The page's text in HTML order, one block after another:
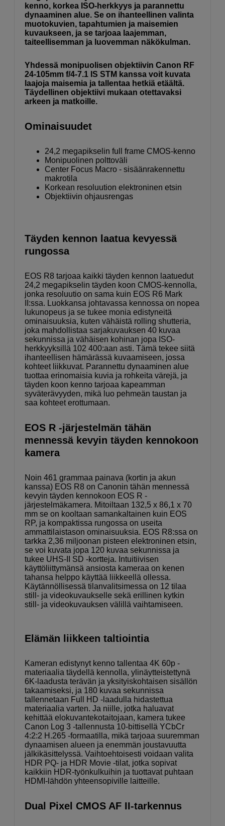
kenno, korkea ISO-herkkyys ja parannettu
dynaaminen alue. Se on ihanteellinen valinta
muotokuvien, tapahtumien ja maisemien
kuvaukseen, ja se tarjoaa laajemman,
taiteellisemman ja luovemman näkökulman.
Yhdessä monipuolisen objektiivin Canon RF
24-105mm f/4-7.1 IS STM kanssa voit kuvata
laajoja maisemia ja tallentaa hetkiä etäältä.
Täydellinen objektiivi mukaan otettavaksi
arkeen ja matkoille.
Ominaisuudet
24,2 megapikselin full frame CMOS-kenno
Monipuolinen polttoväli
Center Focus Macro - sisäänrakennettu
makrotila
Korkean resoluution elektroninen etsin
Objektiivin ohjausrengas
Täyden kennon laatua kevyessä
rungossa
EOS R8 tarjoaa kaikki täyden kennon laatuedut
24,2 megapikselin täyden koon CMOS-kennolla,
jonka resoluutio on sama kuin EOS R6 Mark
II:ssa. Luokkansa johtavassa kennossa on nopea
lukunopeus ja se tukee monia edistyneitä
ominaisuuksia, kuten vähäistä rolling shutteria,
joka mahdollistaa sarjakuvauksen 40 kuvaa
sekunnissa ja vähäisen kohinan jopa ISO-
herkkyyksillä 102 400:aan asti. Tämä tekee siitä
ihanteellisen hämärässä kuvaamiseen, jossa
kohteet liikkuvat. Parannettu dynaaminen alue
tuottaa erinomaisia ​​kuvia ja rohkeita värejä, ja
täyden koon kenno tarjoaa kapeamman
syväterävyyden, mikä luo pehmeän taustan ja
saa kohteet erottumaan.
EOS R -järjestelmän tähän
mennessä kevyin täyden kennokoon
kamera
Noin 461 grammaa painava (kortin ja akun
kanssa) EOS R8 on Canonin tähän mennessä
kevyin täyden kennokoon EOS R -
järjestelmäkamera. Mitoiltaan 132,5 x 86,1 x 70
mm se on kooltaan samankaltainen kuin EOS
RP, ja kompaktissa rungossa on useita
ammattilaistason ominaisuuksia. EOS R8:ssa on
tarkka 2,36 miljoonan pisteen elektroninen etsin,
se voi kuvata jopa 120 kuvaa sekunnissa ja
tukee UHS-II SD -kortteja. Intuitiivisen
käyttöliittymänsä ansiosta kameraa on kenen
tahansa helppo käyttää liikkeellä ollessa.
Käytännöllisessä tilanvalitsimessa on 12 tilaa
still- ja videokuvaukselle sekä erillinen kytkin
still- ja videokuvauksen välillä vaihtamiseen.
Elämän liikkeen taltiointia
Kameran edistynyt kenno tallentaa 4K 60p -
materiaalia täydellä kennolla, ylinäytteistettynä
6K-laadusta terävän ja yksityiskohtaisen sisällön
takaamiseksi, ja 180 kuvaa sekunnissa
tallennetaan Full HD -laadulla hidastettua
materiaalia varten. Ja niille, jotka haluavat
kehittää elokuvantekotaitojaan, kamera tukee
Canon Log 3 -tallennusta 10-bittisellä YCbCr
4:2:2 H.265 -formaatilla, mikä tarjoaa suuremman
dynaamisen alueen ja enemmän joustavuutta
jälkikäsittelyssä. Vaihtoehtoisesti voidaan valita
HDR PQ- ja HDR Movie -tilat, jotka sopivat
kaikkiin HDR-työnkulkuihin ja tuottavat puhtaan
HDMI-lähdön yhteensopiville laitteille.
Dual Pixel CMOS AF II-tarkennus